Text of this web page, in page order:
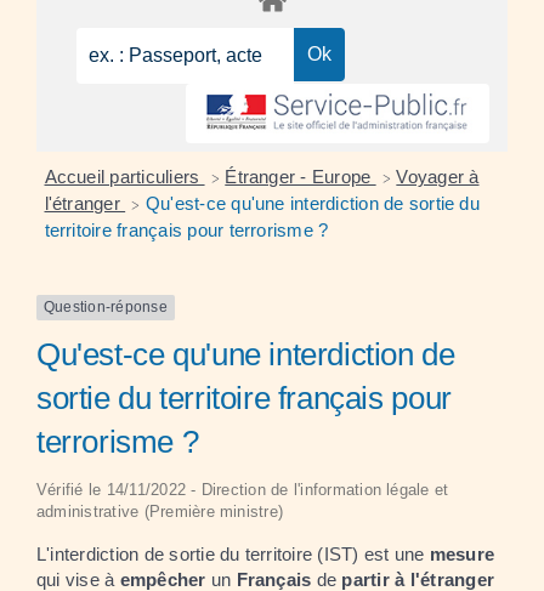
Accueil particuliers > Étranger - Europe > Voyager à
l'étranger > Qu'est-ce qu'une interdiction de sortie du
territoire français pour terrorisme ?
Question-réponse
Qu'est-ce qu'une interdiction de
sortie du territoire français pour
terrorisme ?
Vérifié le 14/11/2022 - Direction de l'information légale et
administrative (Première ministre)
L'interdiction de sortie du territoire (IST) est une mesure
qui vise à empêcher un Français de partir à l'étranger